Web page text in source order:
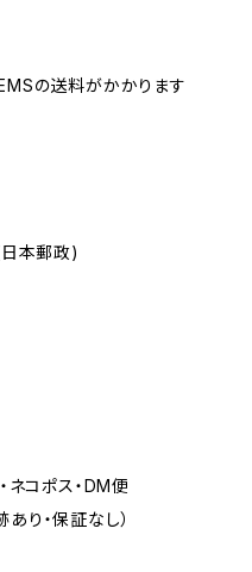
の送料がかかります
日本郵政)
ネコポス・DM便
り・保証なし）